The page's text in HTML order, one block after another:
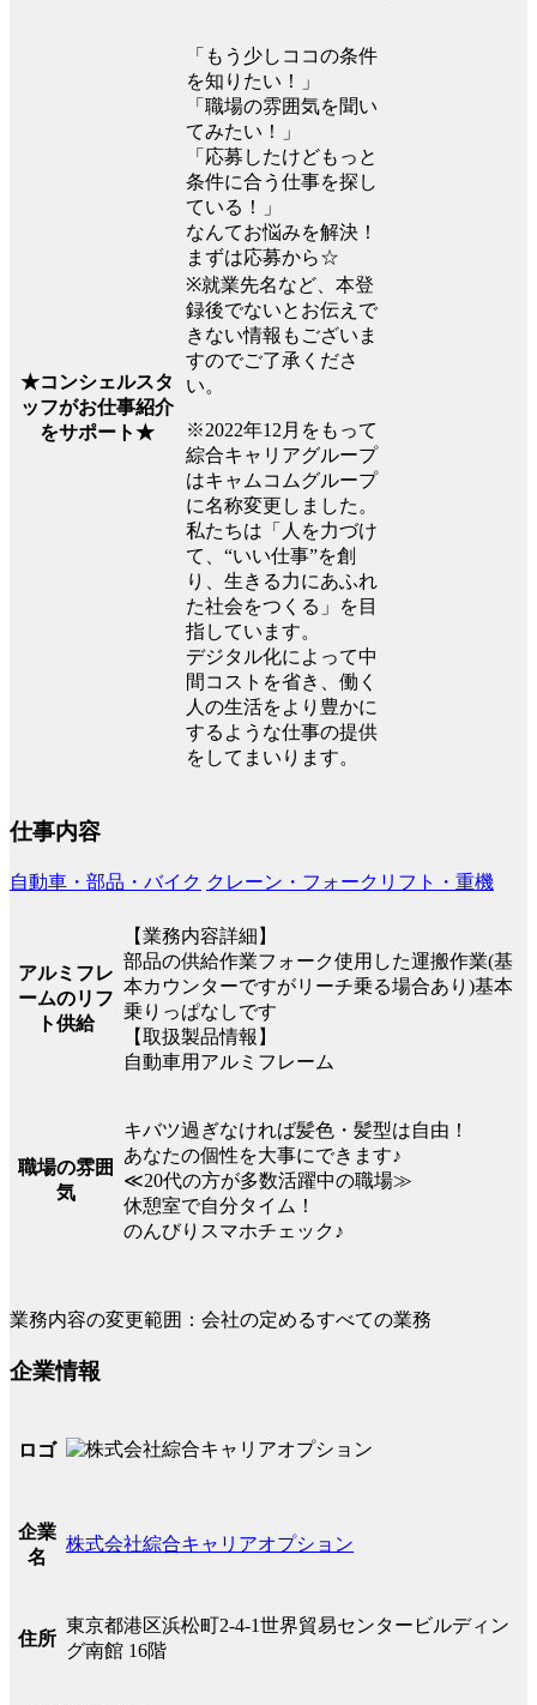
★コンシェルスタ
ッフがお仕事紹介
をサポート★
「もう少しココの条件
を知りたい！」
「職場の雰囲気を聞い
てみたい！」
「応募したけどもっと
条件に合う仕事を探し
ている！」
なんてお悩みを解決！
まずは応募から☆
※就業先名など、本登
録後でないとお伝えで
きない情報もございま
すのでご了承くださ
い。
※2022年12月をもって
綜合キャリアグループ
はキャムコムグループ
に名称変更しました。
私たちは「人を力づけ
て、“いい仕事”を創
り、生きる力にあふれ
た社会をつくる」を目
指しています。
デジタル化によって中
間コストを省き、働く
人の生活をより豊かに
するような仕事の提供
をしてまいります。
仕事内容
自動車・部品・バイク クレーン・フォークリフト・重機
アルミフレ
ームのリフ
ト供給
【業務内容詳細】
部品の供給作業フォーク使用した運搬作業(基
本カウンターですがリーチ乗る場合あり)基本
乗りっぱなしです
【取扱製品情報】
自動車用アルミフレーム
職場の雰囲
気
キバツ過ぎなければ髪色・髪型は自由！
あなたの個性を大事にできます♪
≪20代の方が多数活躍中の職場≫
休憩室で自分タイム！
のんびりスマホチェック♪
業務内容の変更範囲：会社の定めるすべての業務
企業情報
ロゴ
企業
名
株式会社綜合キャリアオプション
住所
東京都港区浜松町2-4-1世界貿易センタービルディン
グ南館 16階